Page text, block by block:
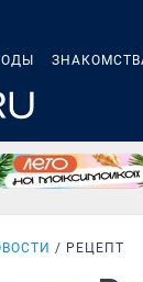
РЕЦЕПТ